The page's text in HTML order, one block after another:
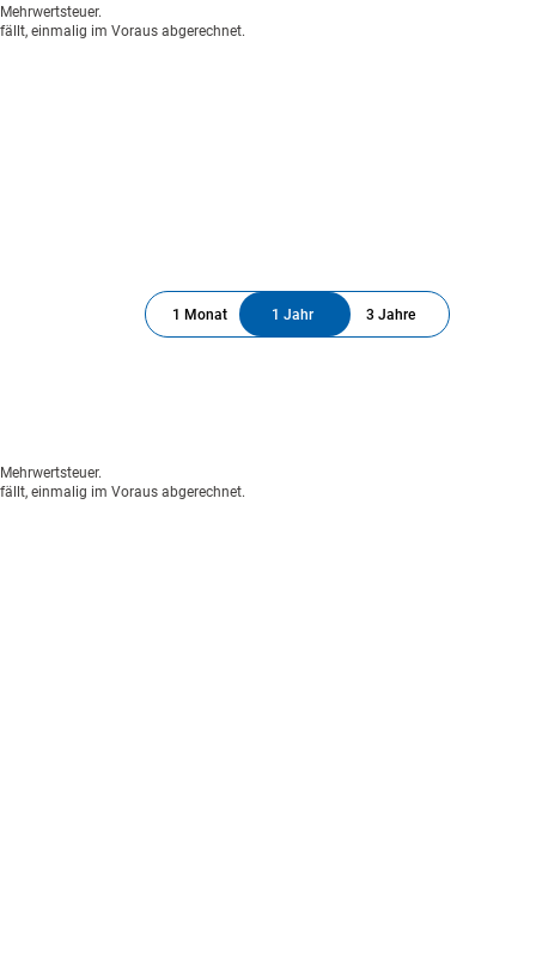
einmalig im Voraus abgerechnet.
1 Monat 1 Jahr 3 Jahre
einmalig im Voraus abgerechnet.